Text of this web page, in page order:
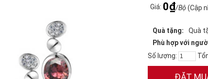
Giá: 0₫/Bộ (Cập
Quà tặng: Quà
Phù hợp với
Số lượng:
ĐẶT